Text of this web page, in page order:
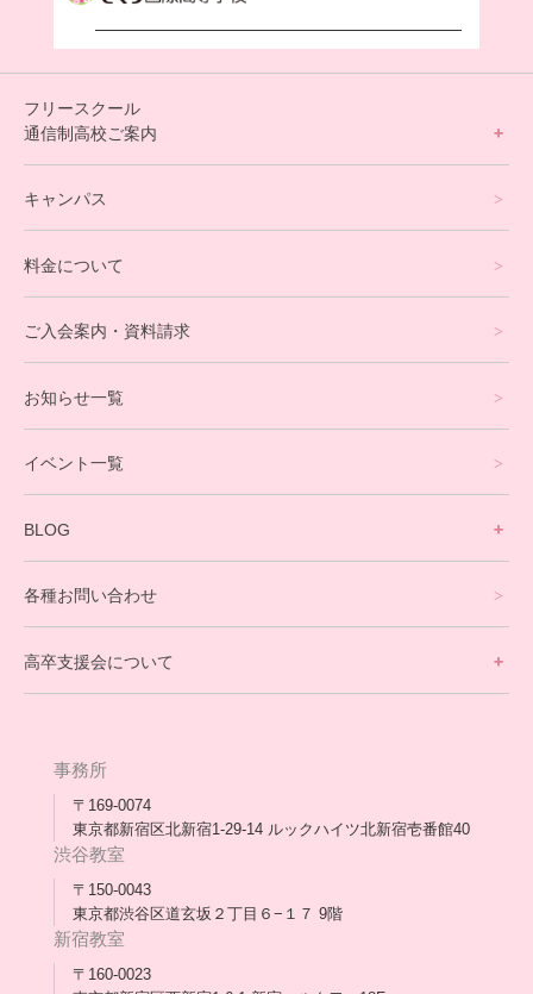
フリースクール
通信制高校ご案内
オンラインコース
eスポーツコース
就労支援コース
英会話・海外留学コース
寮生活サポート
卒業生の今
アウトリーチ支援
[家庭訪問カウンセリング]
キャンパス
料金について
ご入会案内・資料請求
お知らせ一覧
イベント一覧
BLOG
保護者交流だより一覧
会長コラム一覧
各種お問い合わせ
高卒支援会について
メディア出演
スタッフ紹介
合格・進路実績
事務所
〒169-0074
東京都新宿区北新宿1-29-14 ルックハイツ北新宿壱番館40
渋谷教室
〒150-0043
東京都渋谷区道玄坂２丁目６−１７ 9階
新宿教室
〒160-0023